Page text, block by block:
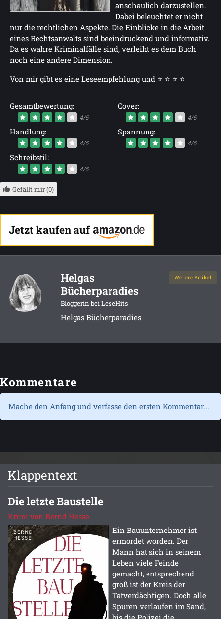
anschaulich darzustellen.
Dabei beleuchtet er nicht
nur die rechtlichen Aspekte. Die Einblicke in die Arbeit
eines Rechtsanwalts sind beeindruckend und informativ.
Da es wahre Kriminalfälle sind, verleiht es dem Buch
noch eine andere Dimension.
Von mir gibt es eine Leseempfehlung und ⭐ ⭐ ⭐ ⭐
Gesamtbewertung:
4/5
Cover:
4/5
Handlung:
4/5
Spannung:
4/5
Schreibstil:
4/5
Gefällt mir (0)
Jetzt kaufen auf
Helgas
Bücherparadies
Bloggerin bei LeseHits
Weitere Artikel
Helgas Bücherparadies
Kommentare
Mache den Anfang und verfasse den ersten Kommentar...
Klappentext
Die letzte Baustelle
Krimi von Bernd Hesse
Ein Bauunternehmer ist
ermordet worden. Der
Mann hat sich in seinem
Leben viele Feinde
gemacht, entsprechend
groß ist der Kreis der
Tatverdächtigen. Doch alle
Spuren verlaufen im Sand,
bis die Polizei die